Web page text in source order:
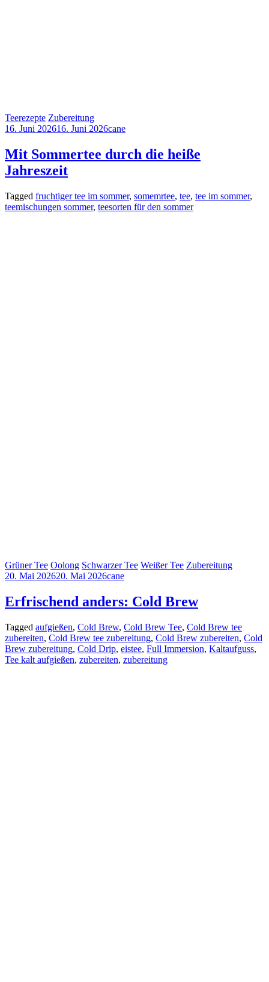
Teerezepte Zubereitung
16. Juni 202616. Juni 2026cane
Mit Sommertee durch die heiße
Jahreszeit
Tagged fruchtiger tee im sommer, somemrtee, tee, tee im sommer,
teemischungen sommer, teesorten für den sommer
Grüner Tee Oolong Schwarzer Tee Weißer Tee Zubereitung
20. Mai 202620. Mai 2026cane
Erfrischend anders: Cold Brew
Tagged aufgießen, Cold Brew, Cold Brew Tee, Cold Brew tee
zubereiten, Cold Brew tee zubereitung, Cold Brew zubereiten, Cold
Brew zubereitung, Cold Drip, eistee, Full Immersion, Kaltaufguss,
Tee kalt aufgießen, zubereiten, zubereitung